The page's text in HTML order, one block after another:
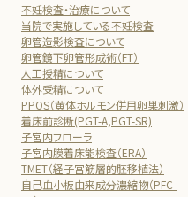
不妊検査・治療について
当院で実施している不妊検査
卵管造影検査について
卵管鏡下卵管形成術（FT）
人工授精について
体外受精について
PPOS（黄体ホルモン併用卵巣刺激）
着床前診断(PGT-A,PGT-SR)
子宮内フローラ
子宮内膜着床能検査（ERA）
TMET（経子宮筋層的胚移植法）
自己血小板由来成分濃縮物（PFC-